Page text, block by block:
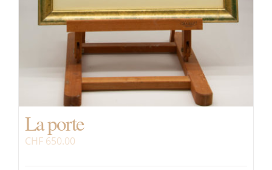
La porte
CHF 650.00